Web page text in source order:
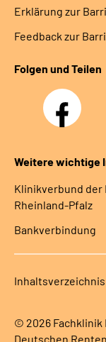
Erklärung zur
Feedback zur
Folgen und Teilen
Facebook
Weitere wichtige
Klinikverbund
Rheinland-Pfalz
Bankverbindung
Inhaltsverzeichnis
© 2026 Fachklinik
Deutschen